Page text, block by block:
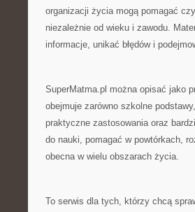
organizacji życia mogą pomagać
niezależnie od wieku i zawodu.
informacje, unikać błędów i
SuperMatma.pl można opisać jako
obejmuje zarówno szkolne
praktyczne zastosowania oraz
do nauki, pomagać w powtórkach,
obecna w wielu obszarach życia.
To serwis dla tych, którzy chcą